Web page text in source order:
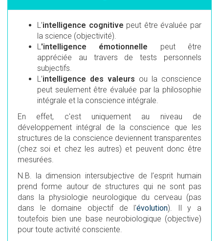
L’intelligence cognitive peut être évaluée par
la science (objectivité).
L 'intelligence émotionnelle peut être
appréciée au travers de tests personnels
subjectifs.
L’intelligence des valeurs ou la conscience
peut seulement être évaluée par la philosophie
intégrale et la conscience intégrale.
En effet, c'est uniquement au niveau de
développement intégral de la conscience que les
structures de la conscience deviennent transparentes
(chez soi et chez les autres) et peuvent donc être
mesurées.
N.B. la dimension intersubjective de l’esprit humain
prend forme autour de structures qui ne sont pas
dans la physiologie neurologique du cerveau (pas
dans le domaine objectif de l'évolution). Il y a
toutefois bien une base neurobiologique (objective)
pour toute activité consciente.